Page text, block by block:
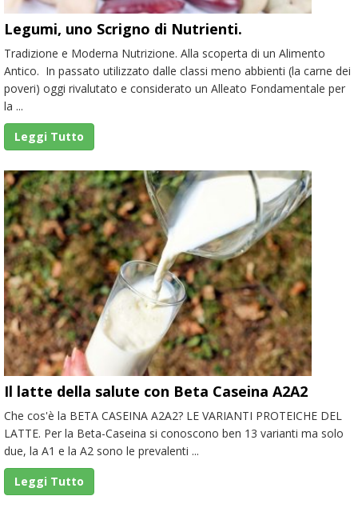
Legumi, uno Scrigno di Nutrienti.
Tradizione e Moderna Nutrizione. Alla scoperta di un Alimento
Antico. In passato utilizzato dalle classi meno abbienti (la carne dei
poveri) oggi rivalutato e considerato un Alleato Fondamentale per
la ...
Leggi Tutto
Il latte della salute con Beta Caseina A2A2
Che cos'è la BETA CASEINA A2A2? LE VARIANTI PROTEICHE DEL
LATTE. Per la Beta-Caseina si conoscono ben 13 varianti ma solo
due, la A1 e la A2 sono le prevalenti ...
Leggi Tutto